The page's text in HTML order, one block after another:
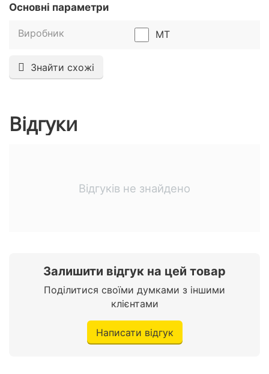
Основні параметри
Виробник MT
Знайти схожі
Відгуки
Відгуків не знайдено
Залишити відгук на цей товар
Поділитися своїми думками з іншими
клієнтами
Написати відгук